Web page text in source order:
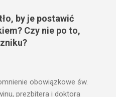
by je postawić
Czy nie po to,
obowiązkowe św.
prezbitera i doktora